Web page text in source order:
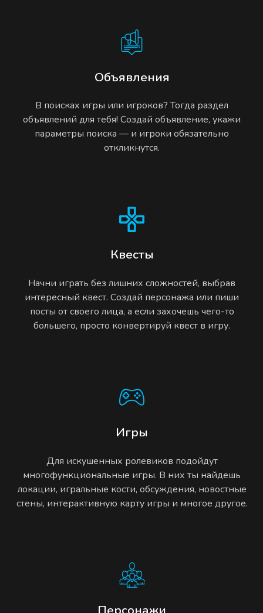
Объявления
В поисках игры или игроков? Тогда раздел
объявлений для тебя! Создай объявление, укажи
параметры поиска — и игроки обязательно
откликнутся.
Квесты
Начни играть без лишних сложностей, выбрав
интересный квест. Создай персонажа или пиши
посты от своего лица, а если захочешь чего-то
большего, просто конвертируй квест в игру.
Игры
Для искушенных ролевиков подойдут
многофункциональные игры. В них ты найдешь
локации, игральные кости, обсуждения, новостные
стены, интерактивную карту игры и многое другое.